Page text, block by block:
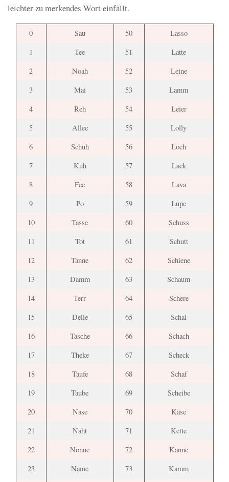
leichter zu merkendes Wort einfällt.
0 Sau 50
Lasso
1
Tee 51
Latte
2
Noah 52
Leine
3
Mai 53
Lamm
4
Reh 54
Leier
5
Allee 55
Lolly
6
Schuh 56
Loch
7
Kuh 57
Lack
8
Fee 58
Lava
9
Po 59
Lupe
10
Tasse 60
Schuss
11
Tot 61
Schutt
12
Tanne 62
Schiene
13
Damm 63
Schaum
14
Terr 64
Schere
15
Delle 65
Schal
16
Tasche 66
Schach
17
Theke 67
Scheck
18
Taufe 68
Schaf
19
Taube 69
Scheibe
20
Nase 70
Käse
21
Naht 71
Kette
22
Nonne 72
Kanne
23
Name 73 Kamm